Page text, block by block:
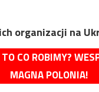
organizacji na
CO ROBIMY?
MAGNA POLONIA!